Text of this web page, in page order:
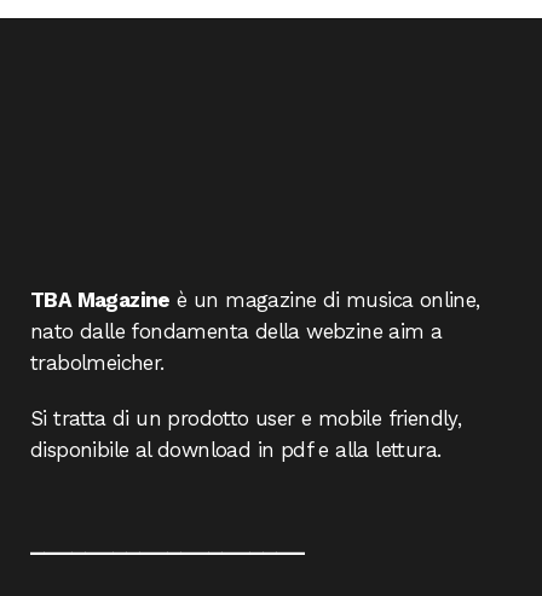
TBA Magazine è un magazine di musica online,
nato dalle fondamenta della webzine aim a
trabolmeicher.
Si tratta di un prodotto user e mobile friendly,
disponibile al download in pdf e alla lettura.